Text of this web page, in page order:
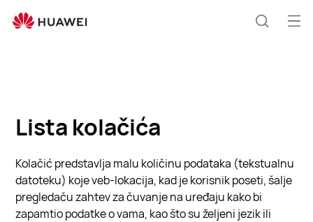
List
Lista kolačića
Kolačić predstavlja malu količinu podataka (tekstualnu
datoteku) koje veb-lokacija, kad je korisnik poseti, šalje
pregledaču zahtev za čuvanje na uređaju kako bi
zapamtio podatke o vama, kao što su željeni jezik ili